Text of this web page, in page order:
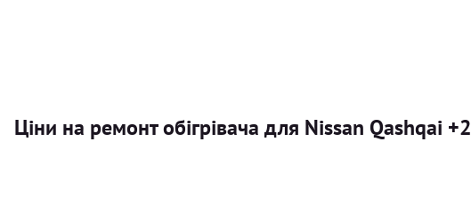
Ціни на ремонт обігрівача для Nissan Qashqai +2